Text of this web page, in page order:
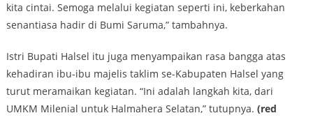
kita cintai. Semoga melalui kegiatan seperti ini, keberkahan
senantiasa hadir di Bumi Saruma,” tambahnya.
Istri Bupati Halsel itu juga menyampaikan rasa bangga atas
kehadiran ibu-ibu majelis taklim se-Kabupaten Halsel yang
turut meramaikan kegiatan. “Ini adalah langkah kita, dari
UMKM Milenial untuk Halmahera Selatan,” tutupnya. (red